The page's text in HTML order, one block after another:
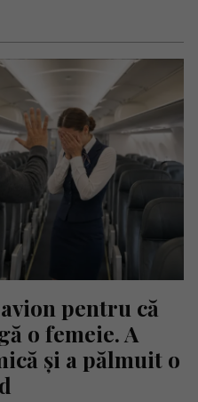
pentru că
o femeie. A
și a pălmuit o